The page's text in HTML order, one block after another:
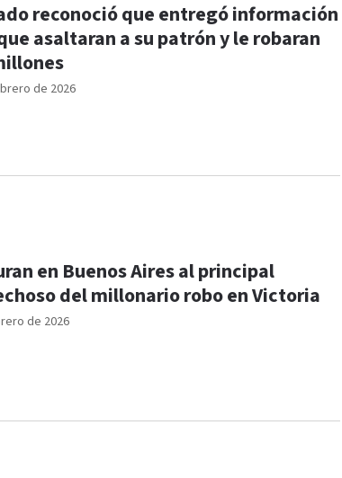
de 2026
reconoció que entregó información
asaltaran a su patrón y le robaran
de 2026
en Buenos Aires al principal
del millonario robo en Victoria